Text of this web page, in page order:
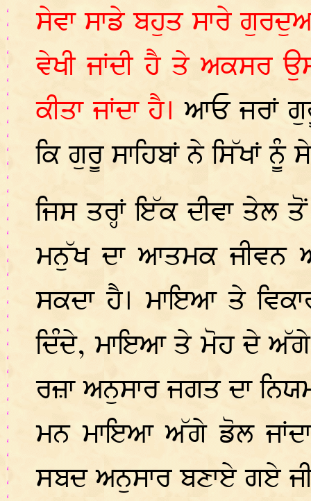
ਸੇਵਾ ਸਾਡੇ ਬਹੁਤ ਸਾਰੇ
ਵੇਖੀ ਜਾਂਦੀ ਹੈ ਤੇ ਅਕਸਰ
ਕੀਤਾ ਜਾਂਦਾ ਹੈ। ਆਓ ਜਰਾਂ
ਕਿ ਗੁਰੂ ਸਾਹਿਬਾਂ ਨੇ ਸਿੱਖਾਂ ਨੂੰ
ਜਿਸ ਤਰ੍ਹਾਂ ਇੱਕ ਦੀਵਾ ਤੇਲ
ਮਨੁੱਖ ਦਾ ਆਤਮਕ ਜੀਵਨ
ਸਕਦਾ ਹੈ। ਮਾਇਆ ਤੇ
ਦਿੰਦੇ, ਮਾਇਆ ਤੇ ਮੋਹ ਦੇ ਅੱਗੇ
ਰਜ਼ਾ ਅਨੁਸਾਰ ਜਗਤ ਦਾ
ਮਨ ਮਾਇਆ ਅੱਗੇ ਡੋਲ
ਸਬਦ ਅਨੁਸਾਰ ਬਣਾਏ ਗਏ